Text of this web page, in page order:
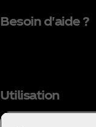
Besoin d'aide ?
Utilisation